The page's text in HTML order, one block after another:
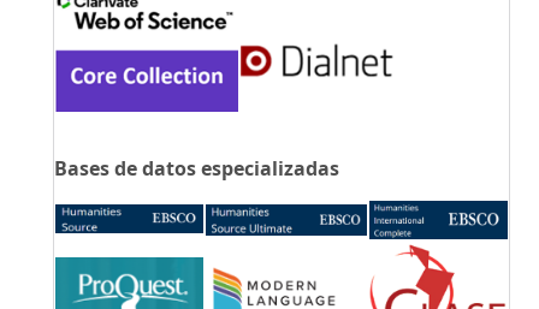
Bases de datos especializadas